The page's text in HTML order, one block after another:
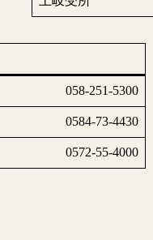
058-251-5300
0584-73-4430
0572-55-4000